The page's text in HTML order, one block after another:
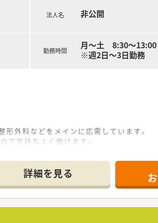
法人名 非公開
勤務時間
月～土 8:30～13:00
※週2日～3日勤務
形外科などをメインに応需しています。
で気持ちよく働けます。
な求人です。
しており、「親切・安心・満足」という基
普及に積極的で、次期診療報酬改定を見
業であり、地域に根差したドミナント展
詳細を見る